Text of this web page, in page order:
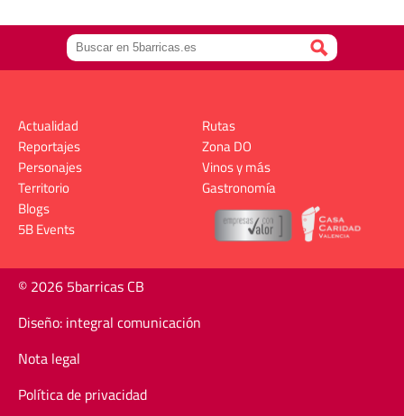
Actualidad
Reportajes
Personajes
Territorio
Rutas
Zona DO
Vinos y más
Gastronomía
Blogs
5B Events
© 2026 5barricas CB
Diseño: integral comunicación
Nota legal
Política de privacidad